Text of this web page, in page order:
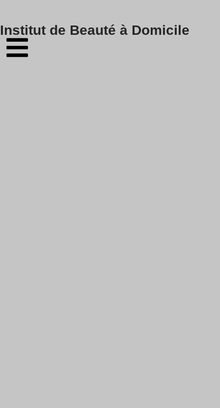
Skip
to
content
Institut de Beauté à Domicile